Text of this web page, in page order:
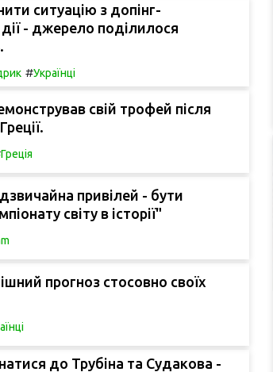
ситуацію з допінг-
- джерело поділилося
#Українці
свій трофей після
Греція
привілей - бути
світу в історії"
прогноз стосовно своїх
до Трубіна та Судакова -